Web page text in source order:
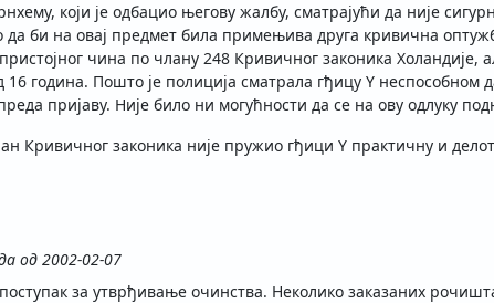
који је одбацио његову жалбу, сматрајући да није
да би на овај предмет била примењива друга кривична
чина по члану 248 Кривичног законика Холандије,
година. Пошто је полиција сматрала гђицу Y неспособном
пријаву. Није било ни могућности да се на ову одлуку
Кривичног законика није пружио гђици Y практичну и
од 2002-02-07
за утврђивање очинства. Неколико заказаних